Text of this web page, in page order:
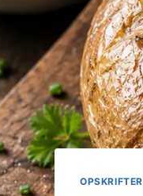
OPSKRIFTER